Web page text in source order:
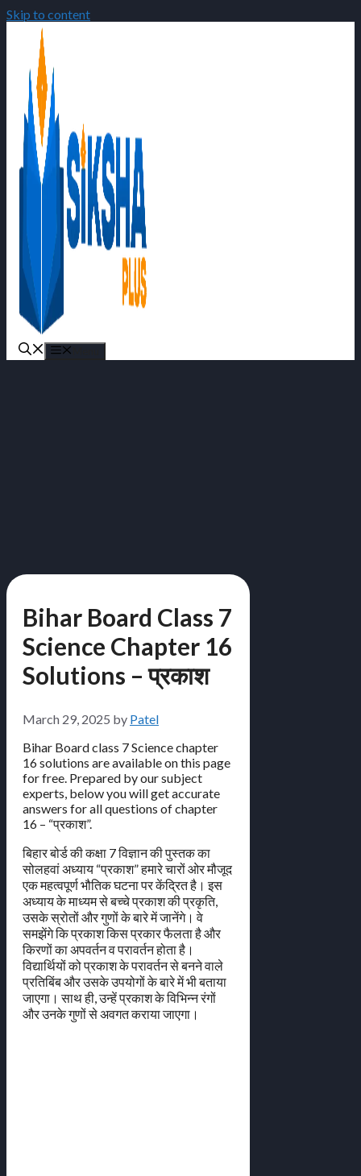
Skip to content
Bihar Board Class 7
Science Chapter 16
Solutions – प्रकाश
March 29, 2025 by Patel
Bihar Board class 7 Science chapter
16 solutions are available on this page
for free. Prepared by our subject
experts, below you will get accurate
answers for all questions of chapter
16 – “प्रकाश”.
बिहार बोर्ड की कक्षा 7 विज्ञान की पुस्तक का
सोलहवां अध्याय “प्रकाश” हमारे चारों ओर मौजूद
एक महत्वपूर्ण भौतिक घटना पर केंद्रित है। इस
अध्याय के माध्यम से बच्चे प्रकाश की प्रकृति,
उसके स्रोतों और गुणों के बारे में जानेंगे। वे
समझेंगे कि प्रकाश किस प्रकार फैलता है और
किरणों का अपवर्तन व परावर्तन होता है।
विद्यार्थियों को प्रकाश के परावर्तन से बनने वाले
प्रतिबिंब और उसके उपयोगों के बारे में भी बताया
जाएगा। साथ ही, उन्हें प्रकाश के विभिन्न रंगों
और उनके गुणों से अवगत कराया जाएगा।